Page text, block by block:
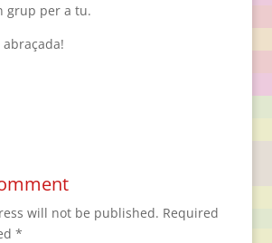
grup per a tu.
abraçada!
will not be published. Required
*